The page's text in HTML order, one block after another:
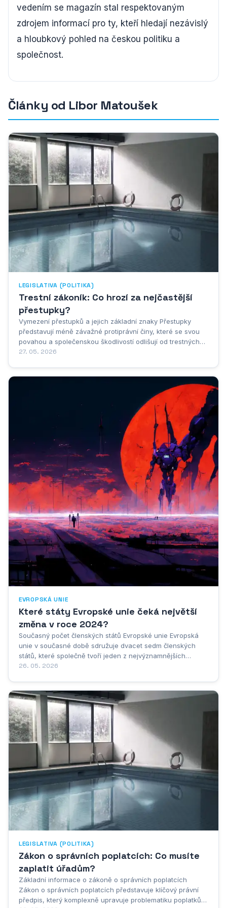
vedením se magazín stal respektovaným
zdrojem informací pro ty, kteří hledají nezávislý
a hloubkový pohled na českou politiku a
společnost.
Články od Libor Matoušek
LEGISLATIVA (POLITIKA)
Trestní zákoník: Co hrozí za nejčastější
přestupky?
Vymezení přestupků a jejich základní znaky Přestupky
představují méně závažné protiprávní činy, které se svou
povahou a společenskou škodlivostí odlišují od trestných
činů upravených v trestním zákoníku. Zatímco trestné činy
27. 05. 2026
EVROPSKÁ UNIE
Které státy Evropské unie čeká největší
změna v roce 2024?
Současný počet členských států Evropské unie Evropská
unie v současné době sdružuje dvacet sedm členských
států, které společně tvoří jeden z nejvýznamnějších
politických a ekonomických celků na světě. Tento počet se
26. 05. 2026
LEGISLATIVA (POLITIKA)
Zákon o správních poplatcích: Co musíte
zaplatit úřadům?
Základní informace o zákoně o správních poplatcích
Zákon o správních poplatcích představuje klíčový právní
předpis, který komplexně upravuje problematiku poplatků